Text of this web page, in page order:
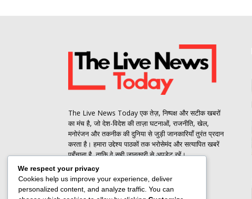
The Live News Today एक तेज़, निष्पक्ष और सटीक खबरों
का मंच है, जो देश-विदेश की ताज़ा घटनाओं, राजनीति, खेल,
मनोरंजन और तकनीक की दुनिया से जुड़ी जानकारियाँ तुरंत प्रदान
करता है। हमारा उद्देश्य पाठकों तक भरोसेमंद और सत्यापित खबरें
पहुँचाना है, ताकि वे सही जानकारी से अपडेट रहें।
Contact us: jbt@roammediasolutions.com
We respect your privacy
Cookies help us improve your experience, deliver
personalized content, and analyze traffic. You can